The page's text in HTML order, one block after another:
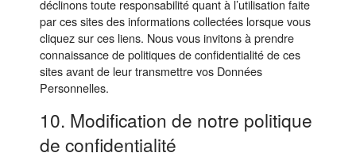
déclinons toute responsabilité quant à l’utilisation faite
par ces sites des informations collectées lorsque vous
cliquez sur ces liens. Nous vous invitons à prendre
connaissance de politiques de confidentialité de ces
sites avant de leur transmettre vos Données
Personnelles.
10. Modification de notre politique
de confidentialité